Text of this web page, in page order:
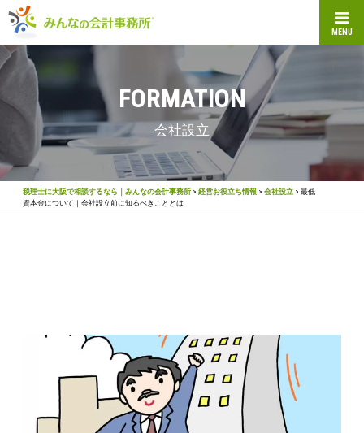
MENU
FORMATION
会社設立
税理士に大阪で相談するなら｜みんなの会計事務所 > 経営お役立ち情報 > 会社設立 > 最低
資本金について｜会社設立前に知るべきこととは